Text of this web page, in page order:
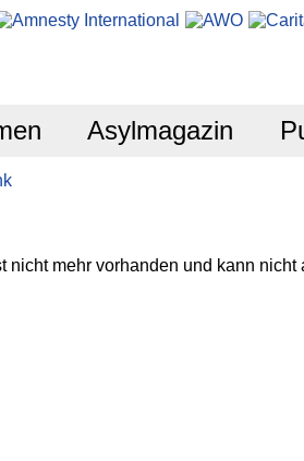
Asylmagazin
nicht mehr vorhanden und kann nicht